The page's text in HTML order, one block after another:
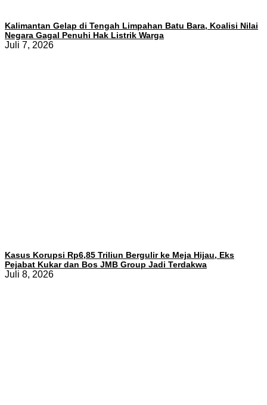
Kalimantan Gelap di Tengah Limpahan Batu Bara, Koalisi Nilai
Negara Gagal Penuhi Hak Listrik Warga
Juli 7, 2026
Kasus Korupsi Rp6,85 Triliun Bergulir ke Meja Hijau, Eks
Pejabat Kukar dan Bos JMB Group Jadi Terdakwa
Juli 8, 2026